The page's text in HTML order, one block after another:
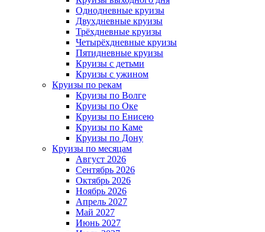
Однодневные круизы
Двухдневные круизы
Трёхдневные круизы
Четырёхдневные круизы
Пятидневные круизы
Круизы с детьми
Круизы с ужином
Круизы по рекам
Круизы по Волге
Круизы по Оке
Круизы по Енисею
Круизы по Каме
Круизы по Дону
Круизы по месяцам
Август 2026
Сентябрь 2026
Октябрь 2026
Ноябрь 2026
Апрель 2027
Май 2027
Июнь 2027